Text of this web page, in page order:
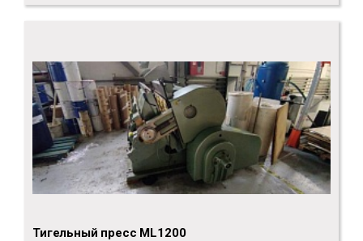
Тигельный пресс ML1200